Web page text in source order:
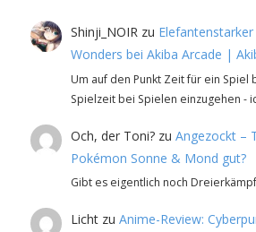
Shinji_NOIR zu
Wonders bei Akiba Arcade |
Um auf den Punkt Zeit für ein Spiel
Spielzeit bei Spielen einzugehen -
Och, der Toni? zuAngezockt –
Pokémon Sonne & Mond gut?
Gibt es eigentlich noch
Licht zuAnime-Review: